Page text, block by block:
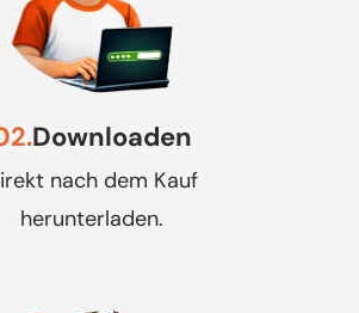
Downloaden
nach dem Kauf
herunterladen.